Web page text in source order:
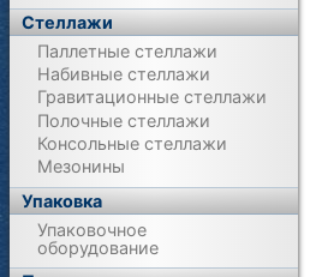
Стеллажи
Паллетные стеллажи
Набивные стеллажи
Гравитационные стеллажи
Полочные стеллажи
Консольные стеллажи
Мезонины
Упаковка
Упаковочное
оборудование